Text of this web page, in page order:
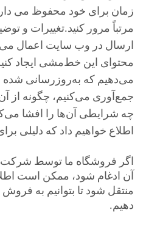
زمان برای خود محفوظ می
مرتباً مرور کنید.تغییرات و
ارسال در وب سایت اعمال می
محتوای این خط‌مشی ایجاد
می‌دهیم که به‌روزرسانی شده
جمع‌آوری می‌کنیم، چگونه از
چه شرایطی آن‌ها را افشا
اطلاع خواهیم داد که دلیلی
اگر فروشگاه ما توسط شرکت
آن ادغام شود، ممکن است
منتقل شود تا بتوانیم به
دهیم.